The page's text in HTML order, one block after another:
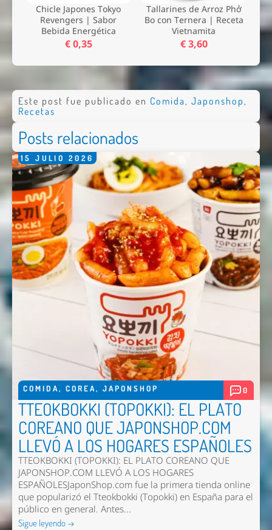
Chicle Japones Tokyo
Revengers | Sabor
Bebida Energética
€ 0,35
Tallarines de Arroz Phở
Bo con Ternera | Receta
Vietnamita
€ 3,60
Este post fue publicado en Comida , Japonshop ,
Recetas
Posts relacionados
15 JULIO 2026
COMIDA, COREA, JAPONSHOP 0
TTEOKBOKKI (TOPOKKI): EL PLATO
COREANO QUE JAPONSHOP.COM
LLEVÓ A LOS HOGARES ESPAÑOLES
TTEOKBOKKI (TOPOKKI): EL PLATO COREANO QUE
JAPONSHOP.COM LLEVÓ A LOS HOGARES
ESPAÑOLESJaponShop.com fue la primera tienda online
que popularizó el Tteokbokki (Topokki) en España para el
público en general. Antes...
Sigue leyendo →